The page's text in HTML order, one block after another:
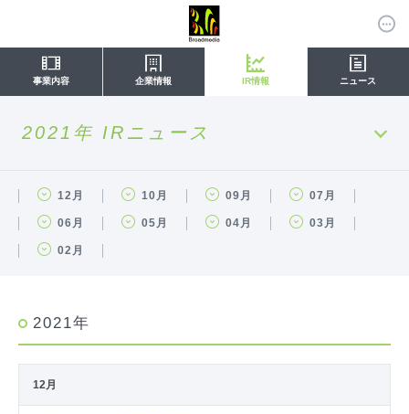
事業内容 企業情報 IR情報 ニュース
2021年 IRニュース
12月 10月 09月 07月
06月 05月 04月 03月
02月
2021年
12月